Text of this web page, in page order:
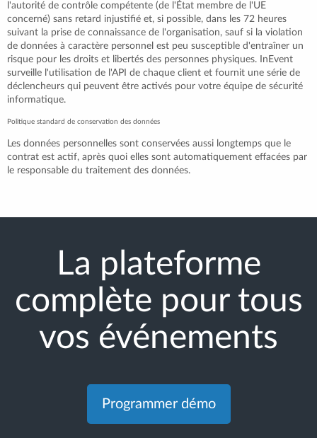
l'autorité de contrôle compétente (de l'État membre de l'UE
concerné) sans retard injustifié et, si possible, dans les 72 heures
suivant la prise de connaissance de l'organisation, sauf si la violation
de données à caractère personnel est peu susceptible d'entraîner un
risque pour les droits et libertés des personnes physiques. InEvent
surveille l'utilisation de l'API de chaque client et fournit une série de
déclencheurs qui peuvent être activés pour votre équipe de sécurité
informatique.
Politique standard de conservation des données
Les données personnelles sont conservées aussi longtemps que le
contrat est actif, après quoi elles sont automatiquement effacées par
le responsable du traitement des données.
La plateforme
complète pour tous
vos événements
Programmer démo